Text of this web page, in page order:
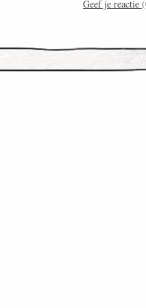
Geef je reactie